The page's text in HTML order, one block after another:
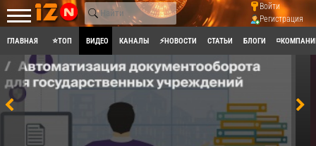
Войти
Регистрация
ГЛАВНАЯ ⭐ТОП ВИДЕО КАНАЛЫ ⚡НОВОСТИ СТАТЬИ БЛОГИ